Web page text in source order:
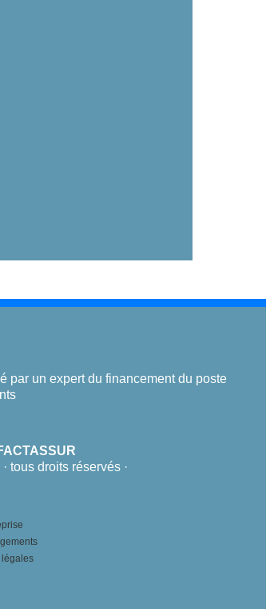
par un expert du financement du poste
tous droits réservés ·
légales